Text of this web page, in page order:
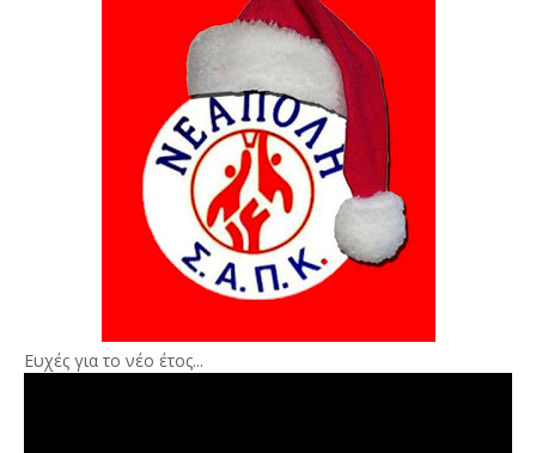
Ευχές για το νέο έτος...